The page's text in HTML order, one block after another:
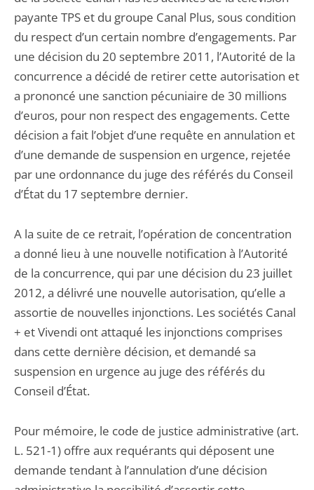
payante TPS et du groupe Canal Plus, sous condition
du respect d’un certain nombre d’engagements. Par
une décision du 20 septembre 2011, l’Autorité de la
concurrence a décidé de retirer cette autorisation et
a prononcé une sanction pécuniaire de 30 millions
d’euros, pour non respect des engagements. Cette
décision a fait l’objet d’une requête en annulation et
d’une demande de suspension en urgence, rejetée
par une ordonnance du juge des référés du Conseil
d’État du 17 septembre dernier.
A la suite de ce retrait, l’opération de concentration
a donné lieu à une nouvelle notification à l’Autorité
de la concurrence, qui par une décision du 23 juillet
2012, a délivré une nouvelle autorisation, qu’elle a
assortie de nouvelles injonctions. Les sociétés Canal
+ et Vivendi ont attaqué les injonctions comprises
dans cette dernière décision, et demandé sa
suspension en urgence au juge des référés du
Conseil d’État.
Pour mémoire, le code de justice administrative (art.
L. 521-1) offre aux requérants qui déposent une
demande tendant à l’annulation d’une décision